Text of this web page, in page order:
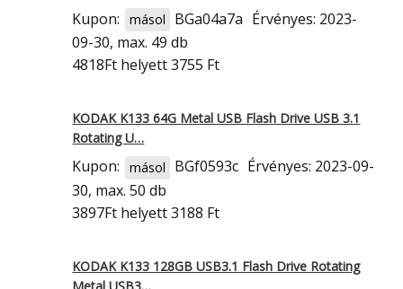
Kupon: másol BGa04a7a Érvényes: 2023-
09-30, max. 49 db
4818Ft helyett 3755 Ft
KODAK K133 64G Metal USB Flash Drive USB 3.1
Rotating U…
Kupon: másol BGf0593c Érvényes: 2023-09-
30, max. 50 db
3897Ft helyett 3188 Ft
KODAK K133 128GB USB3.1 Flash Drive Rotating